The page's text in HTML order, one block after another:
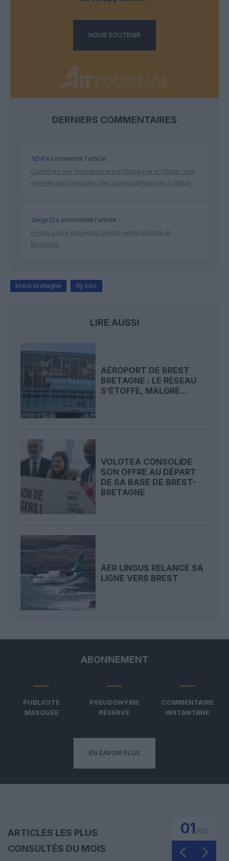
NOUS SOUTENIR
DERNIERS COMMENTAIRES
NDRa commenté l'article :
Contrôles aux frontières entre l’Espagne et l’Italie : des
arrivées plus longues, des correspondances à risque
Serge13a commenté l'article :
Flynas ouvre une ligne directe entre Médine et
Bruxelles
brest bretagne fly kiss
LIRE AUSSI
AÉROPORT DE BREST
BRETAGNE : LE RÉSEAU
S’ÉTOFFE, MALGRÉ...
VOLOTEA CONSOLIDE
SON OFFRE AU DÉPART
DE SA BASE DE BREST-
BRETAGNE
AER LINGUS RELANCE SA
LIGNE VERS BREST
ABONNEMENT
PUBLICITÉ
MASQUÉE
PSEUDONYME
RÉSERVÉ
COMMENTAIRE
INSTANTANÉ
EN SAVOIR PLUS
ARTICLES LES PLUS
CONSULTÉS DU MOIS
01